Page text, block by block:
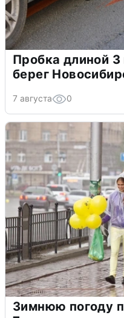
Пробка длиной
берег
7 августа 0
Зимнюю погоду